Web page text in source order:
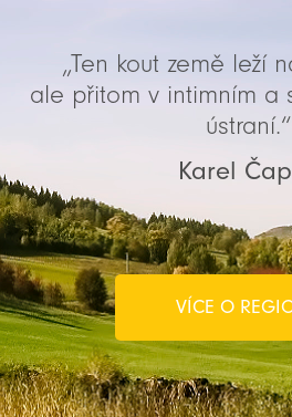
„Ten kout země leží
ale přitom v intimním a
ústraní.“
Karel
VÍCE O